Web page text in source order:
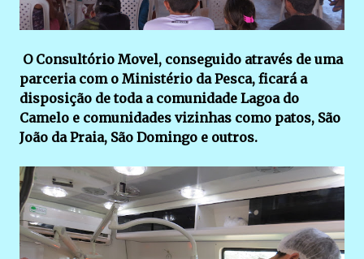
O Consultório Movel, conseguido através de uma
parceria com o Ministério da Pesca, ficará a
disposição de toda a comunidade Lagoa do
Camelo e comunidades vizinhas como patos, São
João da Praia, São Domingo e outros.